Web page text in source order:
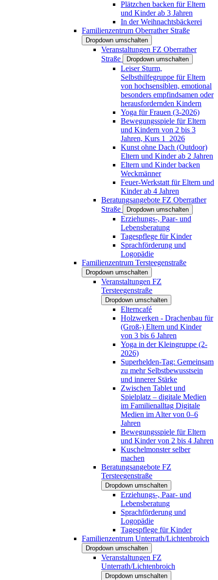
Plätzchen backen für Eltern
und Kinder ab 3 Jahren
In der Weihnachtsbäckerei
Familienzentrum Oberrather Straße
Dropdown umschalten
Veranstaltungen FZ Oberrather
Straße
Dropdown umschalten
Leiser Sturm,
Selbsthilfegruppe für Eltern
von hochsensiblen, emotional
besonders empfindsamen oder
herausfordernden Kindern
Yoga für Frauen (3-2026)
Bewegungsspiele für Eltern
und Kindern von 2 bis 3
Jahren, Kurs 1_2026
Kunst ohne Dach (Outdoor)
Eltern und Kinder ab 2 Jahren
Eltern und Kinder backen
Weckmänner
Feuer-Werkstatt für Eltern und
Kinder ab 4 Jahren
Beratungsangebote FZ Oberrather
Straße
Dropdown umschalten
Erziehungs-, Paar- und
Lebensberatung
Tagespflege für Kinder
Sprachförderung und
Logopädie
Familienzentrum Tersteegenstraße
Dropdown umschalten
Veranstaltungen FZ
Tersteegenstraße
Dropdown umschalten
Elterncafé
Holzwerken - Drachenbau für
(Groß-) Eltern und Kinder
von 3 bis 6 Jahren
Yoga in der Kleingruppe (2-
2026)
Superhelden-Tag: Gemeinsam
zu mehr Selbstbewusstsein
und innerer Stärke
Zwischen Tablet und
Spielplatz – digitale Medien
im Familienalltag Digitale
Medien im Alter von 0–6
Jahren
Bewegungsspiele für Eltern
und Kinder von 2 bis 4 Jahren
Kuschelmonster selber
machen
Beratungsangebote FZ
Tersteegenstraße
Dropdown umschalten
Erziehungs-, Paar- und
Lebensberatung
Sprachförderung und
Logopädie
Tagespflege für Kinder
Familienzentrum Unterrath/Lichtenbroich
Dropdown umschalten
Veranstaltungen FZ
Unterrath/Lichtenbroich
Dropdown umschalten